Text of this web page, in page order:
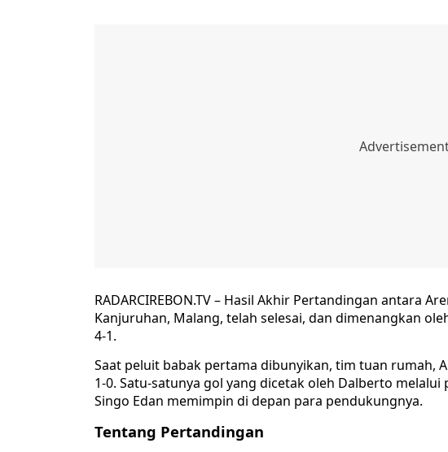
RADARCIREBON.TV – Hasil Akhir Pertandingan antara
Kanjuruhan, Malang, telah selesai, dan dimenangkan
4-1.
Saat peluit babak pertama dibunyikan, tim tuan rumah,
1-0. Satu-satunya gol yang dicetak oleh Dalberto
Singo Edan memimpin di depan para pendukungnya.
Tentang Pertandingan